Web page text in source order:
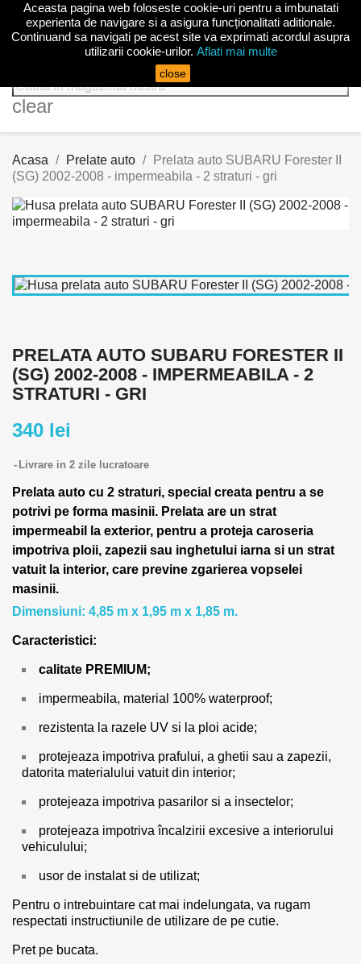
clear
Acasa Prelate auto
Prelata auto SUBARU Forester II
(SG) 2002-2008 - impermeabila - 2 straturi - gri
PRELATA AUTO SUBARU FORESTER II
(SG) 2002-2008 - IMPERMEABILA - 2
STRATURI - GRI
340 lei
Livrare in 2 zile lucratoare
Prelata auto cu 2 straturi, special creata pentru a se
potrivi pe forma masinii. Prelata are un strat
impermeabil la exterior, pentru a proteja caroseria
impotriva ploii, zapezii sau inghetului iarna si un strat
vatuit la interior, care previne zgarierea vopselei
masinii.
Dimensiuni: 4,85 m x 1,95 m x 1,85 m.
Caracteristici:
calitate PREMIUM;
impermeabila, material 100% waterproof;
rezistenta la razele UV si la ploi acide;
protejeaza impotriva prafului, a ghetii sau a zapezii,
datorita materialului vatuit din interior;
protejeaza impotriva pasarilor si a insectelor;
protejeaza impotriva încalzirii excesive a interiorului
vehiculului;
usor de instalat si de utilizat;
Pentru o intrebuintare cat mai indelungata, va rugam
respectati instructiunile de utilizare de pe cutie.
Pret pe bucata.
Aceasta pagina web foloseste cookie-uri pentru a imbunatati
experienta de navigare si a asigura funcționalitati aditionale.
Continuand sa navigati pe acest site va exprimati acordul asupra
utilizarii cookie-urilor. Aflati mai multe
close